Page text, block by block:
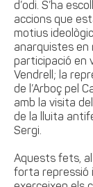
d’odi. S’ha
accions que
motius
anarquistes en
participació en
Vendrell; la
de l’Arboç pel
amb la visita
de la lluita
Sergi.
Aquests fets,
forta repressió